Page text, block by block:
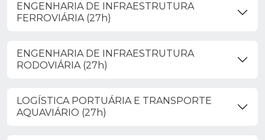
ENGENHARIA DE INFRAESTRUTURA
FERROVIÁRIA (27h)
ENGENHARIA DE INFRAESTRUTURA
RODOVIÁRIA (27h)
LOGÍSTICA PORTUÁRIA E TRANSPORTE
AQUAVIÁRIO (27h)